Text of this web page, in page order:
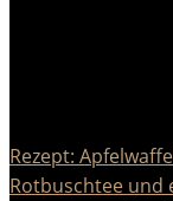
Rezept:
Rotbuschtee und